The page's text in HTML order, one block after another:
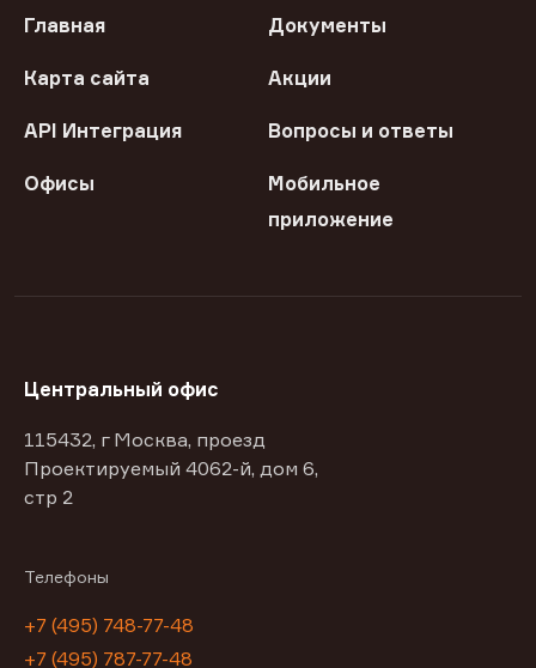
Главная Документы
Карта сайта Акции
API Интеграция Вопросы и ответы
Офисы
Мобильное
приложение
Центральный офис
115432, г Москва, проезд
Проектируемый 4062-й, дом 6,
стр 2
Телефоны
+7 (495) 748-77-48
+7 (495) 787-77-48